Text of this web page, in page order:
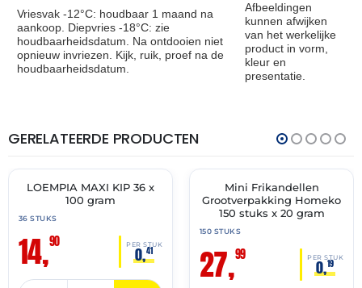
Vriesvak -12°C: houdbaar 1 maand na
aankoop. Diepvries -18°C: zie
houdbaarheidsdatum. Na ontdooien niet
opnieuw invriezen. Kijk, ruik, proef na de
houdbaarheidsdatum.
Afbeeldingen
kunnen afwijken
van het werkelijke
product in vorm,
kleur en
presentatie.
GERELATEERDE PRODUCTEN
🔥 OP=OP
THT:
19-
LOEMPIA MAXI KIP 36 x
100 gram
36 STUKS
14,90 PER STUK
0,41
✓ VAST ASSORTIMENT
Mini Frikandellen
Grootverpakking Homeko
150 stuks x 20 gram
150 STUKS
27,99 PER STUK
0,19